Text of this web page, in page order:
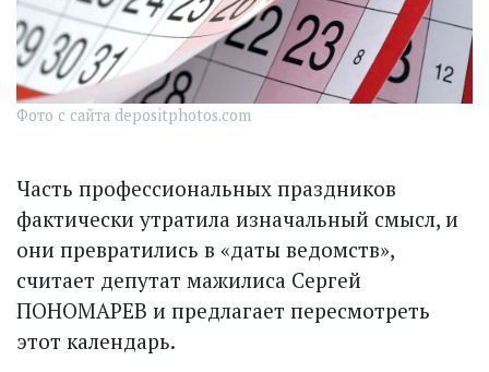
Фото с сайта depositphotos.com
Часть профессиональных праздников
фактически утратила изначальный смысл, и
они превратились в «даты ведомств»,
считает депутат мажилиса Сергей
ПОНОМАРЕВ и предлагает пересмотреть
этот календарь.